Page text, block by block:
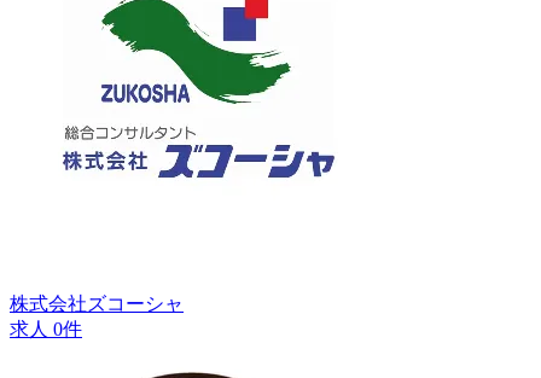
株式会社ズコーシャ
求人 0件